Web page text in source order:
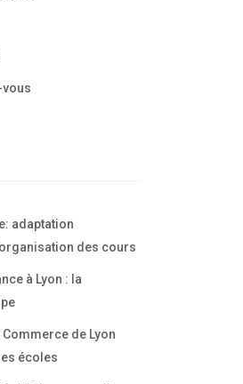
adaptation
des cours
à Lyon : la
de Lyon
écoles